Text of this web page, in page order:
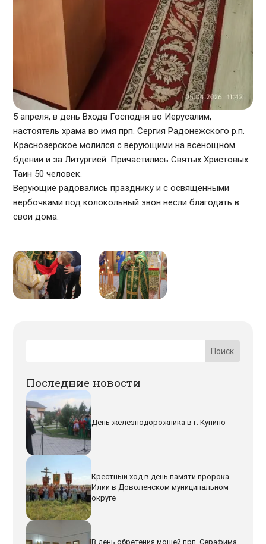
5 апреля, в день Входа Господня во Иерусалим,
настоятель храма во имя прп. Сергия Радонежского р.п.
Краснозерское молился с верующими на всенощном
бдении и за Литургией. Причастились Святых Христовых
Таин 50 человек.
Верующие радовались празднику и с освященными
вербочками под колокольный звон несли благодать в
свои дома.
Последние новости
День железнодорожника в г. Купино
Крестный ход в день памяти пророка
Илии в Доволенском муниципальном
округе
В день обретения мощей прп. Серафима